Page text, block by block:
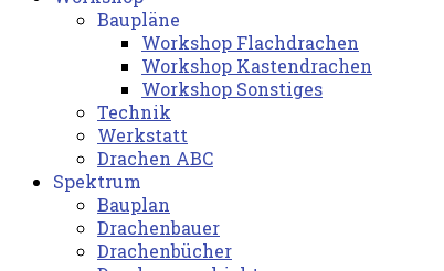
Baupläne
Workshop Flachdrachen
Workshop Kastendrachen
Workshop Sonstiges
Technik
Werkstatt
Drachen ABC
Spektrum
Bauplan
Drachenbauer
Drachenbücher